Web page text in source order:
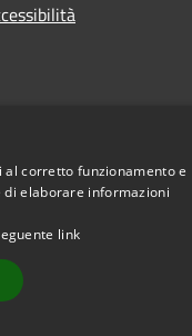
• Comune di Amelia •
corretto funzionamento e
di elaborare informazioni
link